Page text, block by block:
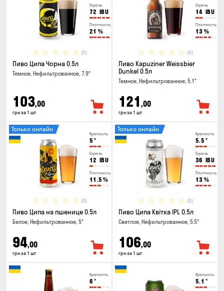
Горечь
72 IBU
Плотность
21 %
(0)
Пиво Ципа Чорна 0.5л
Темное, Нефильтрованное, 7.9°
103,00
грн за 1 шт
Горечь
14 IBU
Плотность
13 %
(0)
Пиво Kapuziner Weissbier
Dunkel 0.5л
Темное, Нефильтрованное, 5.1°
121 ,00
грн за 1 шт
Крепость
5 °
Горечь
12 IBU
Плотность
11.5 %
(0)
Только онлайн
Пиво Ципа на пшенице 0.5л
Белое, Нефильтрованное, 5°
94,00
грн за 1 шт
Крепость
5.5 °
Горечь
36 IBU
Плотность
13 %
(0)
Только онлайн
Пиво Ципа Квітка IPL 0.5л
Светлое, Нефильтрованное, 5.5°
106,00
грн за 1 шт
Крепость
6 °
Крепость
5.1 °